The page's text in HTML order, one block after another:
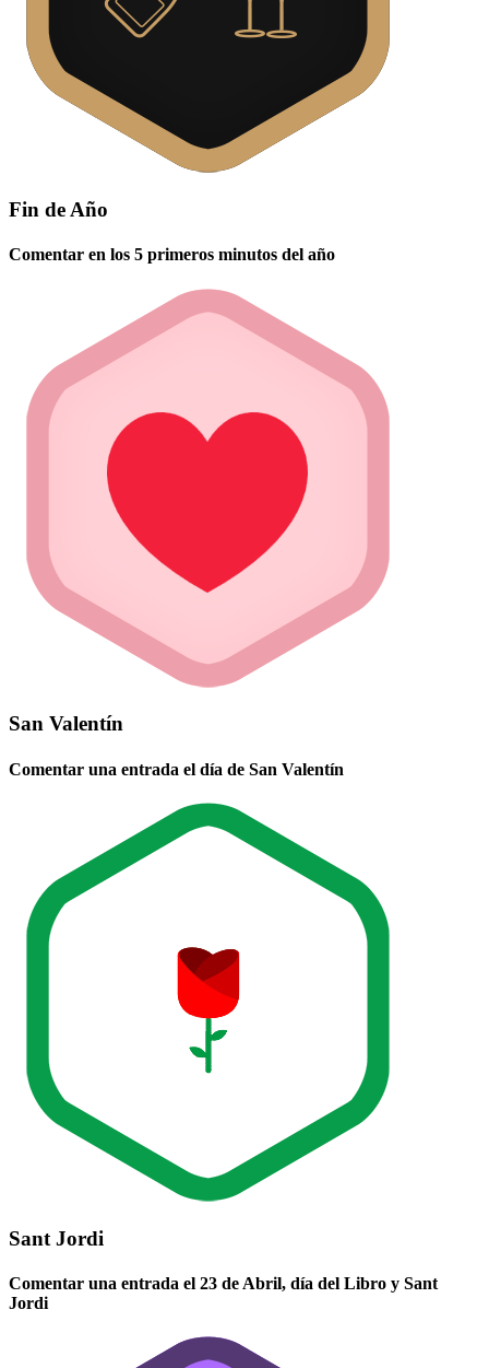
Fin de Año
Comentar en los 5 primeros minutos del año
San Valentín
Comentar una entrada el día de San Valentín
Sant Jordi
Comentar una entrada el 23 de Abril, día del Libro y Sant
Jordi